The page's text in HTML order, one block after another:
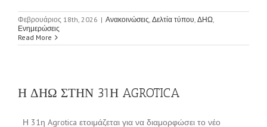
Φεβρουάριος 18th, 2026 | Ανακοινώσεις Δελτία τύπου ΔΗΩ
Ενημερώσεις
Read More
Η ΔΗΩ ΣΤΗΝ 31Η AGROTICA
Η 31η Agrotica ετοιμάζεται για να διαμορφώσει το νέο